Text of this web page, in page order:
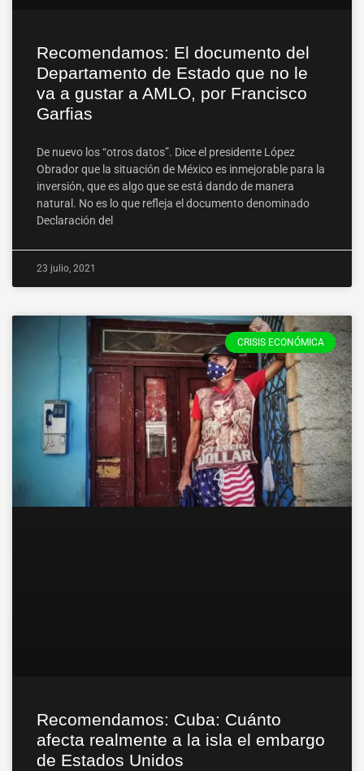
Recomendamos: El documento del
Departamento de Estado que no le
va a gustar a AMLO, por Francisco
Garfias
De nuevo los “otros datos”. Dice el presidente López
Obrador que la situación de México es inmejorable para la
inversión, que es algo que se está dando de manera
natural. No es lo que refleja el documento denominado
Declaración del
23 julio, 2021
CRISIS ECONÓMICA
Recomendamos: Cuba: Cuánto
afecta realmente a la isla el embargo
de Estados Unidos